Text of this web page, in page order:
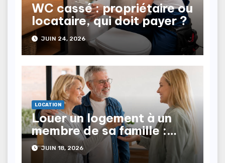
WC cassé : propriétaire ou
locataire, qui doit payer ?
JUIN 24, 2026
LOCATION
Louer un logement à un
membre de sa famille :
quelles sont les règles ?
JUIN 18, 2026